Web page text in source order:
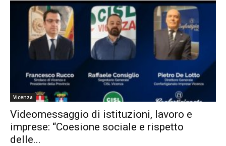
Vicenza
Videomessaggio di istituzioni, lavoro e
imprese: “Coesione sociale e rispetto
delle...